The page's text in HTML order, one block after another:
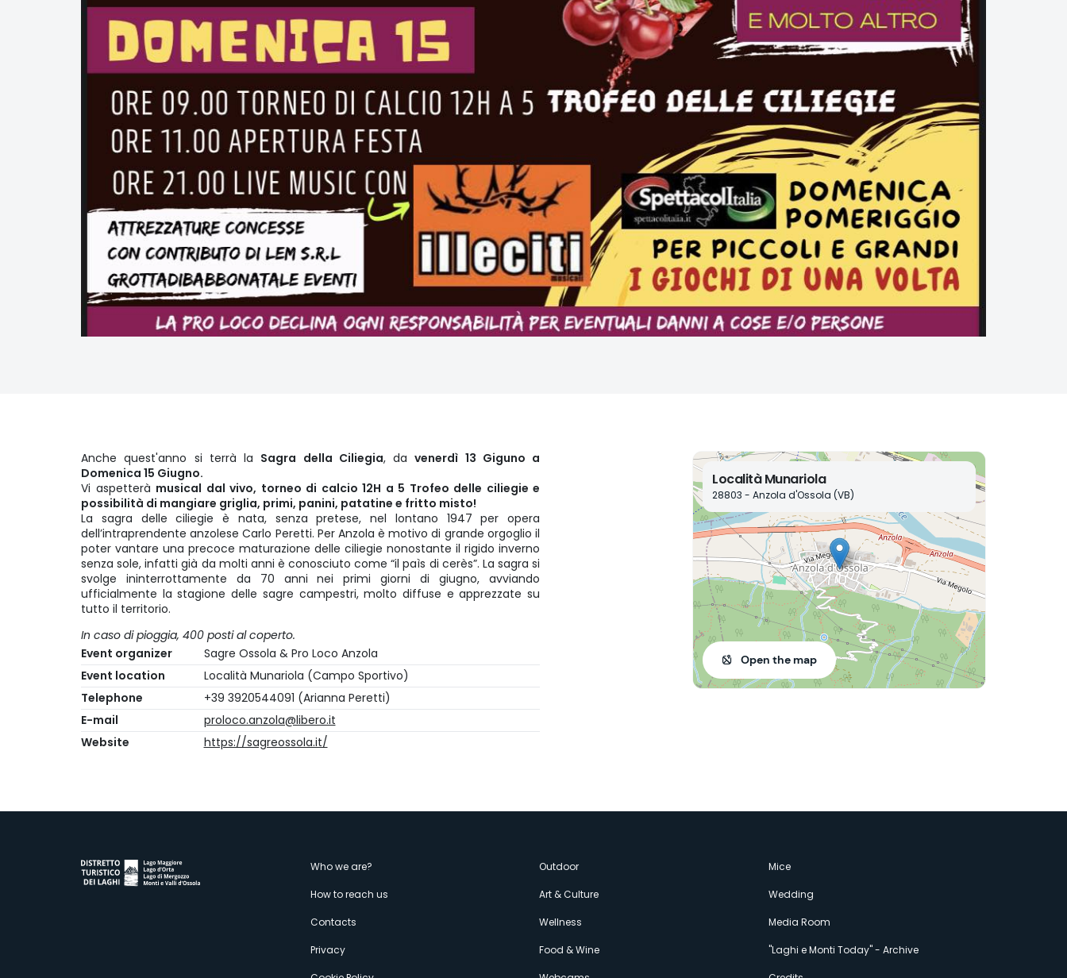
Anche quest'anno si terrà la Sagra della Ciliegia, davenerdì 13 Giguno a
Domenica 15 Giugno.
Vi aspetterà musical dal vivo, torneo di calcio 12H a 5 Trofeo delle ciliegie e
possibilità di mangiare griglia, primi, panini, patatine e fritto misto!
La sagra delle ciliegie è nata, senza pretese, nel lontano 1947 per opera
dell’intraprendente anzolese Carlo Peretti. Per Anzola è motivo di grande orgoglio il
poter vantare una precoce maturazione delle ciliegie nonostante il rigido inverno
senza sole, infatti già da molti anni è conosciuto come “il paìs di cerès”. La sagra si
svolge ininterrottamente da 70 anni nei primi giorni di giugno, avviando
ufficialmente la stagione delle sagre campestri, molto diffuse e apprezzate su
tutto il territorio.
In caso di pioggia, 400 posti al coperto.
Event organizer
Sagre Ossola & Pro Loco Anzola
Event location
Località Munariola (Campo Sportivo)
Telephone
+39 3920544091 (Arianna Peretti)
E-mail
proloco.anzola@libero.it
Website
https://sagreossola.it/
Località Munariola
28803 - Anzola d'Ossola (VB)
Open the map
Menù
secondario
Who we are?
How to reach us
Contacts
Privacy
Outdoor
Art & Culture
Wellness
Food & Wine
Mice
Wedding
Media Room
"Laghi e Monti Today" - Archive